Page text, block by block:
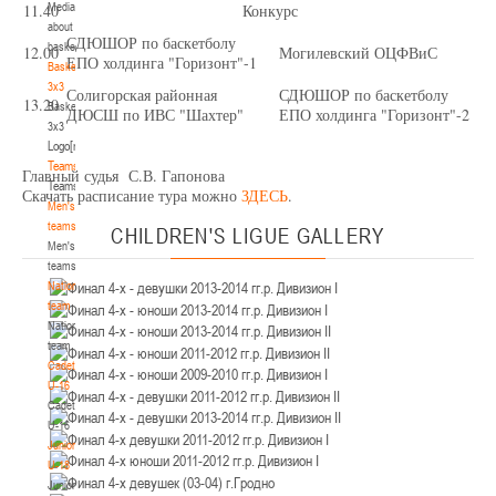
Media
about
basketball
Basketball
3x3
Basketball
3x3
Logo[modid=121]
Teams
Teams
Men's
teams
Men's
teams
National
team
National
team
Cadets
U-16
Cadets
U-16
Juniors
U-18
Juniors
U-12, юноши
IV тур – юноши 2014-2015 гг.р., Дивизион 2, 21-22 марта 2026 г., г. Минск, ул.
Уральская 3А
18-19.03.2026
U-16, девушки
IV тур – девушки 2010-2011 гг.р., дивизион 2, 18-19 марта 2026 г., г. Брест, ул.
ул. Ленинградская, 4
17-18.03.2026
Гродно
U-14, девушки
IV тур – девушки 2012-2013 гг.р., дивизион 2, 17-18 марта 2026 г., г. Гродно,
ул. Врублевского, 92
14-15.03.2026
Минск
U-16, девушки
III тур – девушки 2010-2011 гг.р., Дивизион 1, 14-15 марта 2026 г., г. Минск, ул.
11.40
Конкурс
12.00 СДЮШОР по баскетболу
ЕПО холдинга "Горизонт"-1
Могилевский ОЦФВиС
13.20 Солигорская районная
ДЮСШ по ИВС "Шахтер"
СДЮШОР по баскетболу
ЕПО холдинга "Горизонт"-2
Главный судья С.В. Гапонова
Скачать расписание тура можно ЗДЕСЬ.
CHILDREN'S LIGUE GALLERY